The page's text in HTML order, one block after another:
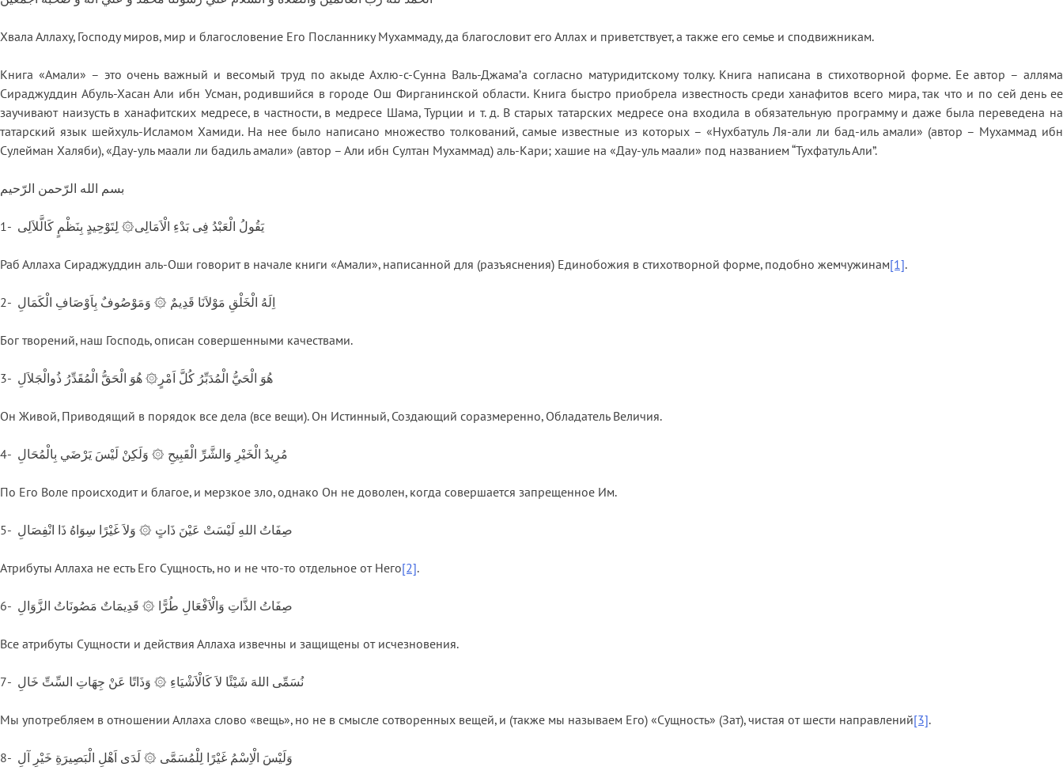
Хвала Аллаху, Господу миров, мир и благословение Его Посланнику Мухаммаду, да благословит его Аллах и приветствует, а также его семье и сподвижникам.
Книга «Амали» – это очень важный и весомый труд по акыде Ахлю-с-Сунна Валь-Джама’а согласно матуридитскому толку. Книга написана в стихотворной форме. Ее автор – алляма
Сираджуддин Абуль-Хасан Али ибн Усман, родившийся в городе Ош Фирганинской области. Книга быстро приобрела известность среди ханафитов всего мира, так что и по сей день ее
заучивают наизусть в ханафитских медресе, в частности, в медресе Шама, Турции и т. д. В старых татарских медресе она входила в обязательную программу и даже была переведена на
татарский язык шейхуль-Исламом Хамиди. На нее было написано множество толкований, самые известные из которых – «Нухбатуль Ля-али ли бад-иль амали» (автор – Мухаммад ибн
Сулейман Халяби), «Дау-уль маали ли бадиль амали» (автор – Али ибн Султан Мухаммад) аль-Кари; хашие на «Дау-уль маали» под названием “Тухфатуль Али”.
بسم الله الرّحمن الرّحيم
1- يَقُولُ الْعَبْدُ فِى بَدْءِ الْاَمَالِى۞ لِتَوْحِيدٍ بِنَظْمٍ كَالَّلاَلِى
Раб Аллаха Сираджуддин аль-Оши говорит в начале книги «Амали», написанной для (разъяснения) Единобожия в стихотворной форме, подобно жемчужинам[1].
2- اِلَهُ الْخَلْقِ مَوْلاَنَا قَدِيمٌ ۞ وَمَوْصُوفٌ بِاَوْصَافِ الْكَمَالِ
Бог творений, наш Господь, описан совершенными качествами.
3- هُوَ الْحَيُّ الْمُدَبِّرُ كُلَّ اَمْرٍ۞ هُوَ الْحَقُّ الْمُقَدِّرُ ذُوالْجَلاَلِ
Он Живой, Приводящий в порядок все дела (все вещи). Он Истинный, Создающий соразмеренно, Обладатель Величия.
4- مُرِيدُ الْخَيْرِ وَالشَّرِّ الْقَبِيحِ ۞ وَلَكِنْ لَيْسَ يَرْضَي بِالْمُحَالِ
По Его Воле происходит и благое, и мерзкое зло, однако Он не доволен, когда совершается запрещенное Им.
5- صِفَاتُ اللهِ لَيْسَتْ عَيْنَ ذَاتٍ ۞ وَلاَ غَيْرًا سِوَاهُ ذَا انْفِصَالِ
Атрибуты Аллаха не есть Его Сущность, но и не что-то отдельное от Него[2].
6- صِفَاتُ الذَّاتِ وَالْاَفْعَالِ طُرًّا ۞ قَدِيمَاتٌ مَصُونَاتُ الزَّوَالِ
Все атрибуты Сущности и действия Аллаха извечны и защищены от исчезновения.
7- نُسَمِّى اللهَ شَيْئًا لاَ كَالْاَشْيَاءِ ۞ وَذَاتًا عَنْ جِهَاتِ السِّتِّ خَالِ
Мы употребляем в отношении Аллаха слово «вещь», но не в смысле сотворенных вещей, и (также мы называем Его) «Сущность» (Зат), чистая от шести направлений[3].
8- وَلَيْسَ الْاِسْمُ غَيْرًا لِلْمُسَمَّى ۞ لَدَى اَهْلِ الْبَصِيرَةِ خَيْرِ آلِ